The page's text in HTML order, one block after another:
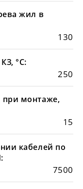
жил в
130
°С:
250
монтаже,
15
кабелей по
7500